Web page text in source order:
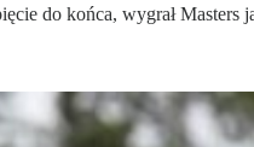
do końca, wygrał